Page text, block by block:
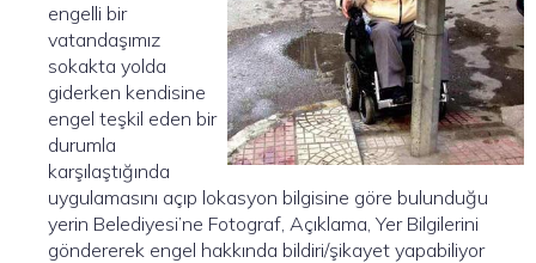
engelli bir
vatandaşımız
sokakta yolda
giderken kendisine
engel teşkil eden bir
durumla
karşılaştığında
uygulamasını açıp lokasyon bilgisine göre bulunduğu
yerin Belediyesi’ne Fotograf, Açıklama, Yer Bilgilerini
göndererek engel hakkında bildiri/şikayet yapabiliyor